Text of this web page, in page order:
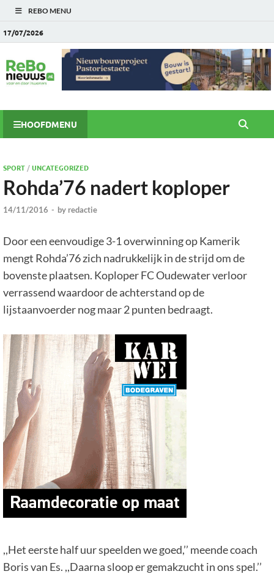
REBO MENU
17/07/2026
HOOFDMENU
SPORT/UNCATEGORIZED
Rohda’76 nadert koploper
14/11/2016 - by redactie
Door een eenvoudige 3-1 overwinning op Kamerik
mengt Rohda’76 zich nadrukkelijk in de strijd om de
bovenste plaatsen. Koploper FC Oudewater verloor
verrassend waardoor de achterstand op de
lijstaanvoerder nog maar 2 punten bedraagt.
,,Het eerste half uur speelden we goed,’’ meende coach
Boris van Es. ,,Daarna sloop er gemakzucht in ons spel.’’